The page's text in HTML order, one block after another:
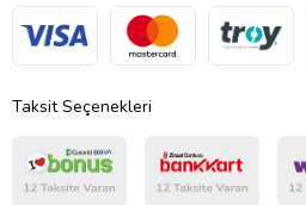
Taksit Seçenekleri